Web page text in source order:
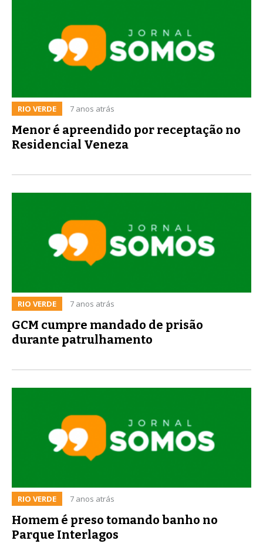
RIO VERDE 7 anos atrás
Menor é apreendido por receptação no
Residencial Veneza
RIO VERDE 7 anos atrás
GCM cumpre mandado de prisão
durante patrulhamento
RIO VERDE 7 anos atrás
Homem é preso tomando banho no
Parque Interlagos